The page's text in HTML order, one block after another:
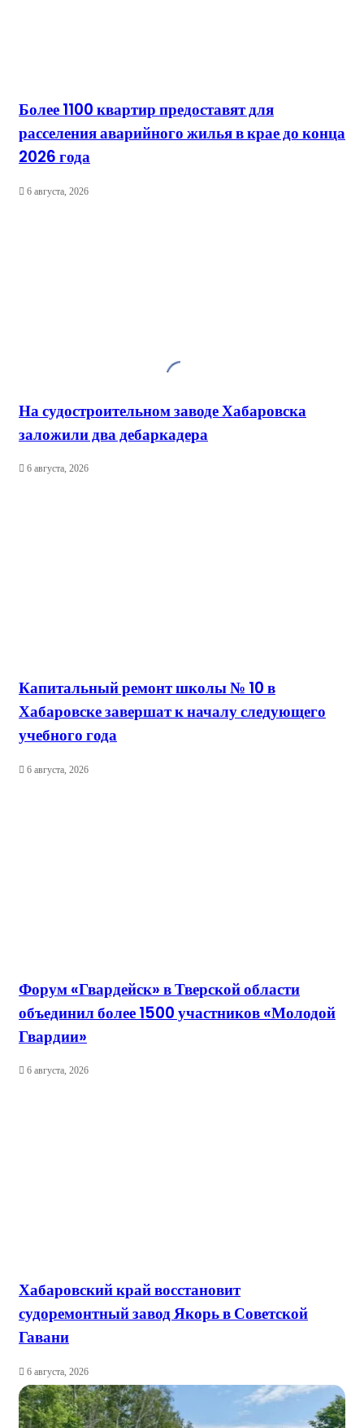
Более 1100 квартир предоставят для
расселения аварийного жилья в крае до конца
2026 года
6 августа, 2026
На судостроительном заводе Хабаровска
заложили два дебаркадера
6 августа, 2026
Капитальный ремонт школы № 10 в
Хабаровске завершат к началу следующего
учебного года
6 августа, 2026
Форум «Гвардейск» в Тверской области
объединил более 1500 участников «Молодой
Гвардии»
6 августа, 2026
Хабаровский край восстановит
судоремонтный завод Якорь в Советской
Гавани
6 августа, 2026